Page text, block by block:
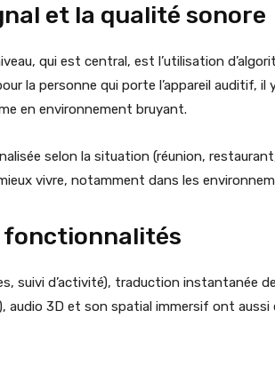
et la qualité sonore
qui est central, est l’utilisation
la personne qui porte l’appareil auditif, il
en environnement bruyant.
selon la situation (réunion,
vivre, notamment dans les
fonctionnalités
suivi d’activité), traduction instantanée
audio 3D et son spatial immersif ont aussi